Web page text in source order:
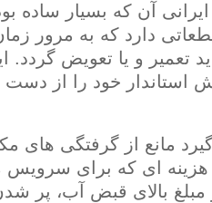
آن که بسیار ساده
دارد که به مرور
و یا تعویض گردد.
استاندار خود را از
مانع از گرفتگی های
ای که برای
بالای قبض آب، پر